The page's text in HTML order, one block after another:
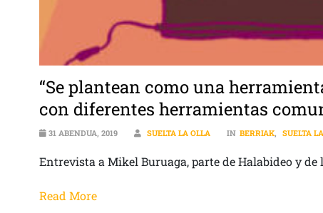
“Se plantean como una
con diferentes herramientas
31 ABENDUA, 2019 SUELTA LA OLLA IN BERRIAK, SUELTA
Entrevista a Mikel Buruaga, parte de Halabideo y
Read More